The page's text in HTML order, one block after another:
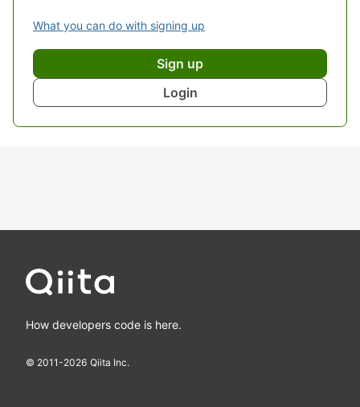
What you can do with signing up
Sign up
Login
How developers code is here.
© 2011-2026 Qiita Inc.